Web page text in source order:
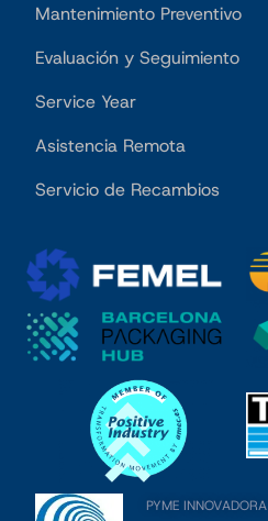
Mantenimiento Preventivo
Evaluación y Seguimiento
Service Year
Asistencia Remota
Servicio de Recambios
PYME INNOVADORA